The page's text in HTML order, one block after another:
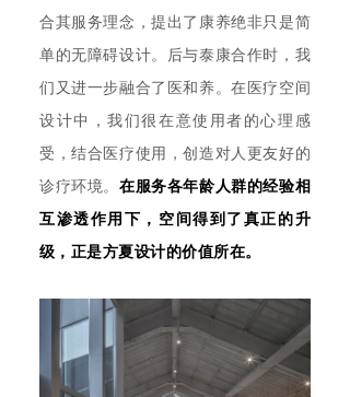
合其服务理念，提出了康养绝非只是简
单的无障碍设计。后与泰康合作时，我
们又进一步融合了医和养。在医疗空间
设计中，我们很在意使用者的心理感
受，结合医疗使用，创造对人更友好的
诊疗环境。 在服务各年龄人群的经验相
互渗透作用下，空间得到了真正的升
级，正是方夏设计的价值所在。